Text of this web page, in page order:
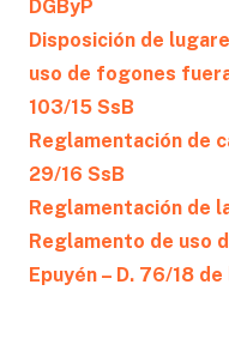
DGByP
Disposición de
uso de fogones
103/15 SsB
Reglamentación de
29/16 SsB
Reglamentación de
Reglamento de uso
Epuyén – D. 76/18 de